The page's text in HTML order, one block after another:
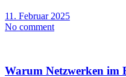
11. Februar 2025
No comment
Warum Netzwerken im